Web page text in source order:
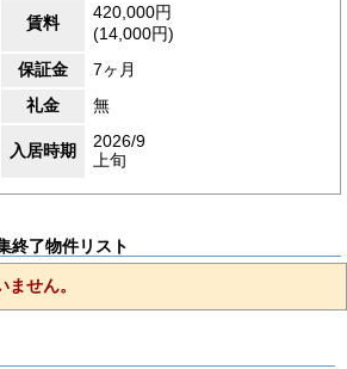
賃料
420,000円
(14,000円)
保証金
7ヶ月
礼金
無
入居時期
2026/9
上旬
終了物件リスト
せん。